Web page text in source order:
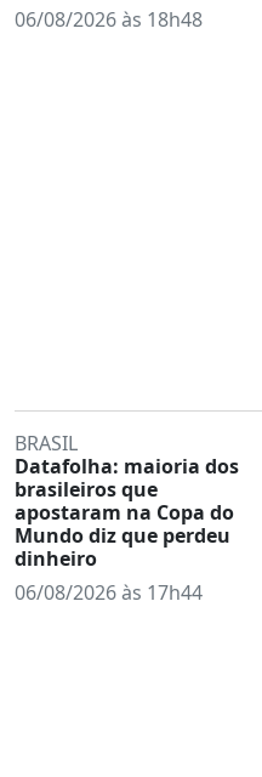
06/08/2026 às 18h48
BRASIL
Datafolha: maioria dos
brasileiros que
apostaram na Copa do
Mundo diz que perdeu
dinheiro
06/08/2026 às 17h44